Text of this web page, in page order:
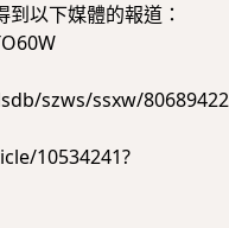
以下媒體的報道：
szws/ssxw/
10534241?